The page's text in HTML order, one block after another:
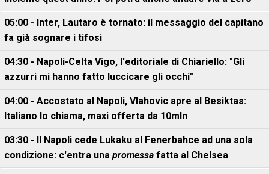
05:00 - Inter, Lautaro è tornato: il messaggio del capitano
fa già sognare i tifosi
04:30 - Napoli-Celta Vigo, l'editoriale di Chiariello: "Gli
azzurri mi hanno fatto luccicare gli occhi"
04:00 - Accostato al Napoli, Vlahovic apre al Besiktas:
Italiano lo chiama, maxi offerta da 10mln
03:30 - Il Napoli cede Lukaku al Fenerbahce ad una sola
condizione: c'entra una promessa fatta al Chelsea